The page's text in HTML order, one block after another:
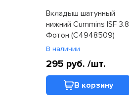
Вкладыш шатунный
нижний Cummins ISF 3.8
Фотон (C4948509)
В наличии
295 руб./шт.
В корзину